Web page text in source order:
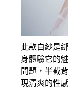
此款白紗是
身體驗它的
問題，半截
現清爽的性